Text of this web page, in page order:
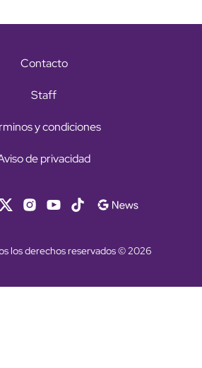
Contacto
Staff
y condiciones
de privacidad
los derechos reservados © 2026